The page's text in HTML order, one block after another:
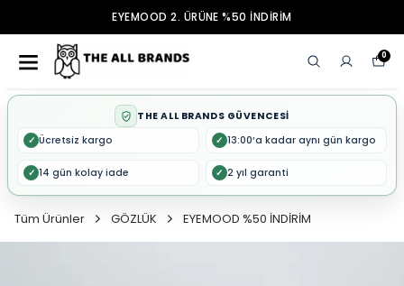
EYEMOOD 2. ÜRÜNE %50 İNDİRİM
0
THE ALL BRANDS GÜVENCESİ
✓ Ücretsiz kargo ✓ 13:00’a kadar aynı gün kargo
✓ 14 gün kolay iade ✓ 2 yıl garanti
Tüm Ürünler GÖZLÜK EYEMOOD %50 İNDİRİM